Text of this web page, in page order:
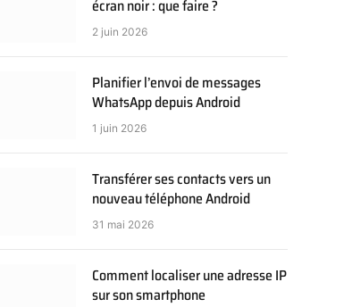
écran noir : que faire ?
2 juin 2026
Planifier l’envoi de messages
WhatsApp depuis Android
1 juin 2026
Transférer ses contacts vers un
nouveau téléphone Android
31 mai 2026
Comment localiser une adresse IP
sur son smartphone